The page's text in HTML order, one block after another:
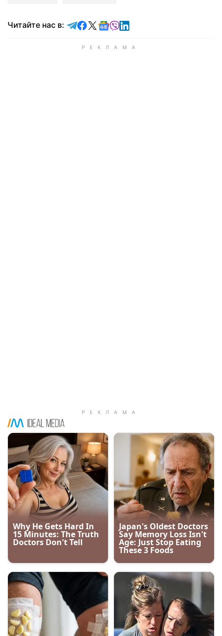
Читайте нас в: Читайте в Telegram
Читайте в Facebook
Читайте в X
Читайте в Google news
Читайте в Viber
Читайте в LinkedIn